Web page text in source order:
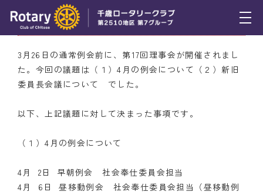
例会報告
年間プログラム
第１７回理事会開催報告
3月26日の通常例会前に、第17回理事会が開催されまし
た。今回の議題は（１）4月の例会について（２）新旧
委員長会議について でした。
以下、上記議題に対して決まった事項です。
（１）4月の例会について
4月 2日 早朝例会 社会奉仕委員会担当
4月 6日 昼移動例会 社会奉仕委員会担当（昼移動例